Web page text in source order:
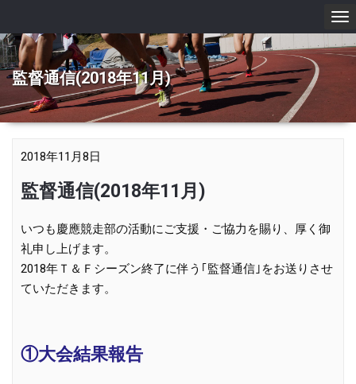
監督通信(2018年11月)
2018年11月8日
監督通信(2018年11月)
いつも慶應競走部の活動にご支援・ご協力を賜り、厚く御
礼申し上げます。
2018年Ｔ＆Ｆシーズン終了に伴う｢監督通信｣をお送りさせ
ていただきます。
①大会結果報告